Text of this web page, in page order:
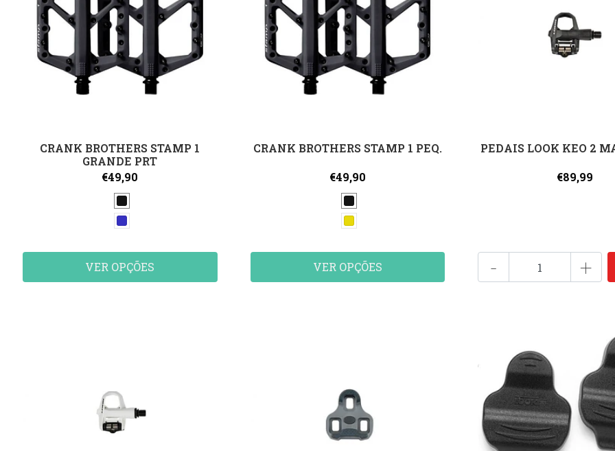
CRANK BROTHERS STAMP 1
GRANDE PRT
€49,90
VER OPÇÕES
CRANK BROTHERS STAMP 1 PEQ.
€49,90
VER OPÇÕES
PEDAIS LOOK KEO 2
€89,99
- +